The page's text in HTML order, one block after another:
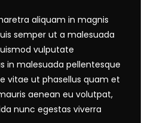
aliquam in magnis
semper ut a malesuada
vulputate
in malesuada pellentesque
vitae ut phasellus quam et
aenean eu volutpat,
nunc egestas viverra